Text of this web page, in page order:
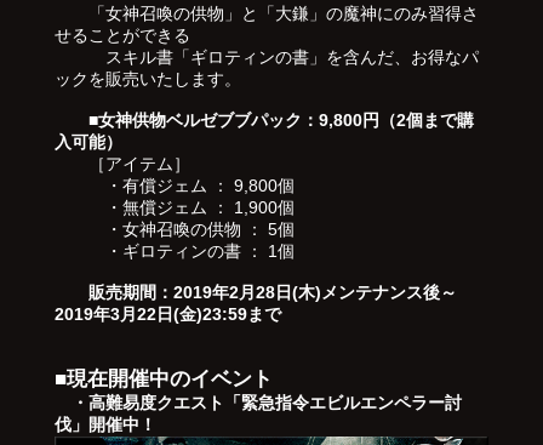
「女神召喚の供物」と「大鎌」の魔神にのみ習得さ
せることができる
スキル書「ギロティンの書」を含んだ、お得なパ
ックを販売いたします。
■女神供物ベルゼブブパック：9,800円（2個まで購
入可能）
［アイテム］
・有償ジェム ： 9,800個
・無償ジェム ： 1,900個
・女神召喚の供物 ： 5個
・ギロティンの書 ： 1個
販売期間：2019年2月28日(木)メンテナンス後～
2019年3月22日(金)23:59まで
■現在開催中のイベント
・高難易度クエスト「緊急指令エビルエンペラー討
伐」開催中！